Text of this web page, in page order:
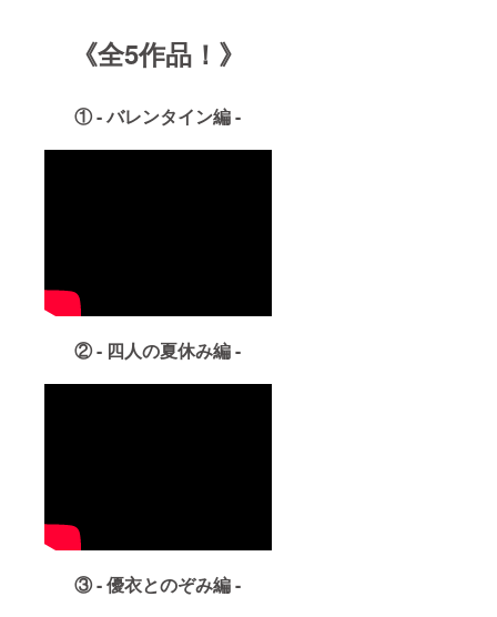
《全5作品！》
① - バレンタイン編 -
② - 四人の夏休み編 -
③ - 優衣とのぞみ編 -